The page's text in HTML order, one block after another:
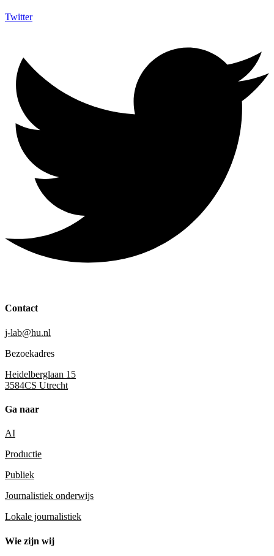
Twitter
Contact
j-lab@hu.nl
Bezoekadres
Heidelberglaan 15
3584CS Utrecht
Ga naar
AI
Productie
Publiek
Journalistiek onderwijs
Lokale journalistiek
Wie zijn wij